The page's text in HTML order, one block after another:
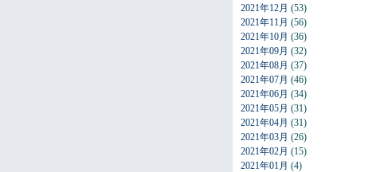
2021年12月 (53)
2021年11月 (56)
2021年10月 (36)
2021年09月 (32)
2021年08月 (37)
2021年07月 (46)
2021年06月 (34)
2021年05月 (31)
2021年04月 (31)
2021年03月 (26)
2021年02月 (15)
2021年01月 (4)